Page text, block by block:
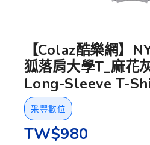
【Colaz酷樂網】
狐落肩大學T_麻花
Long-Sleeve T-
采豐數位
TW$980